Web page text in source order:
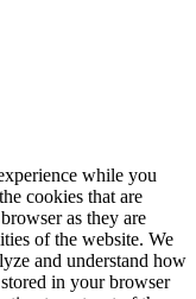
while you
cookies that are
as they are
of the website. We
and understand how
in your browser